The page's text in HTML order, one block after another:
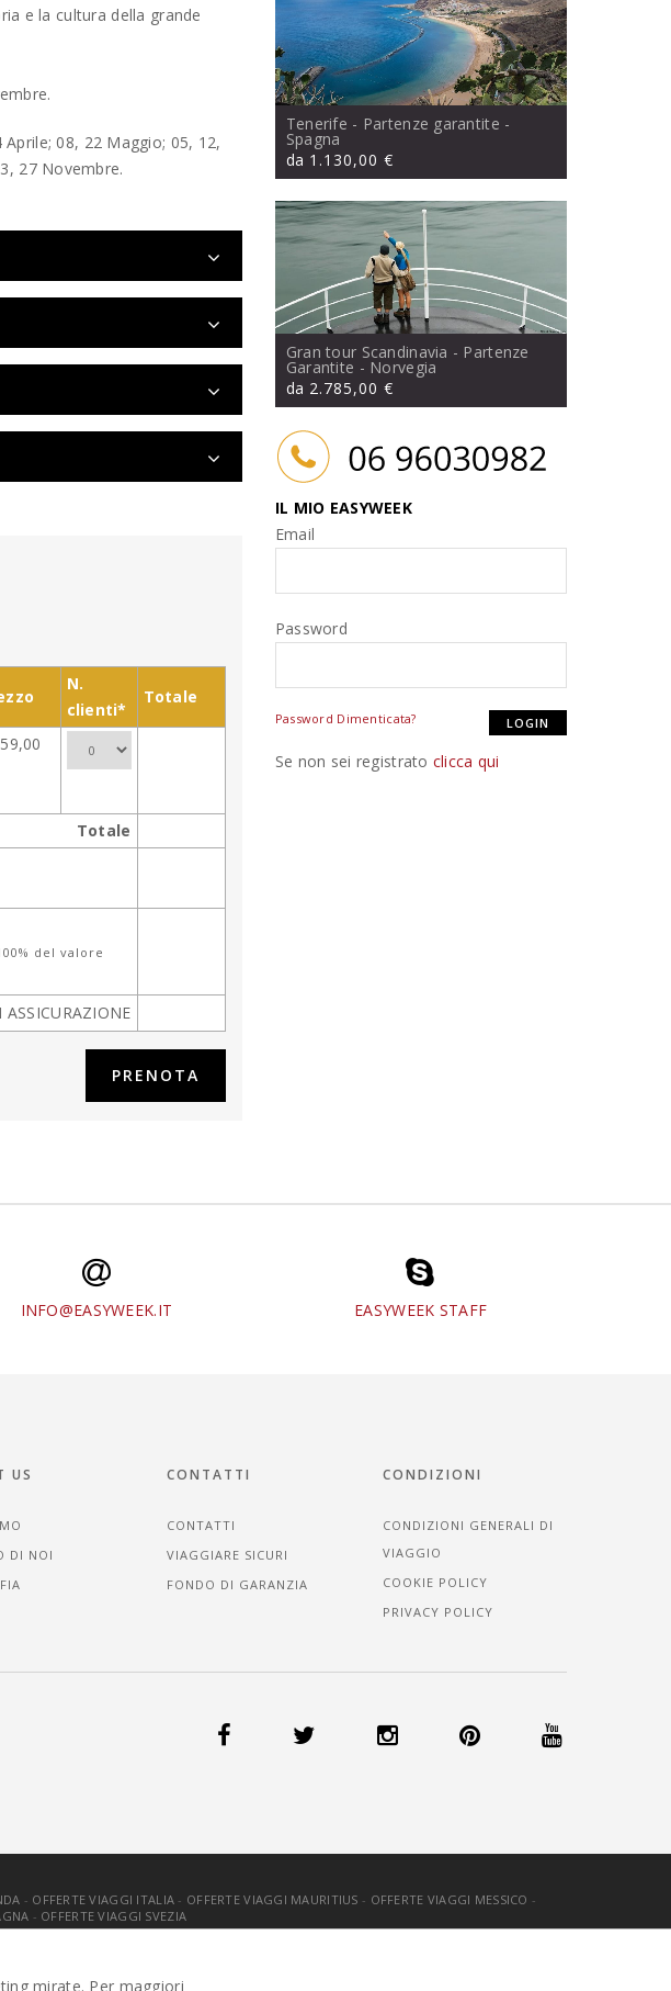
e la cultura della grande
08, 22 Maggio; 05, 12,
27 Novembre.
N.
clienti*
Totale
Totale
del valore
Tenerife - Partenze garantite -
Spagna
da 1.130,00 €
Gran tour Scandinavia - Partenze
Garantite - Norvegia
da 2.785,00 €
IL MIO EASYWEEK
Email
Password
Password Dimenticata?
Se non sei registrato clicca qui
INFO@EASYWEEK.IT EASYWEEK STAFF
US
DI NOI
CONTATTI
CONTATTI
VIAGGIARE SICURI
FONDO DI GARANZIA
CONDIZIONI
CONDIZIONI GENERALI DI
VIAGGIO
COOKIE POLICY
PRIVACY POLICY
- OFFERTE VIAGGI ITALIA - OFFERTE VIAGGI MAURITIUS - OFFERTE VIAGGI MESSICO -
- OFFERTE VIAGGI SVEZIA
mirate. Per maggiori